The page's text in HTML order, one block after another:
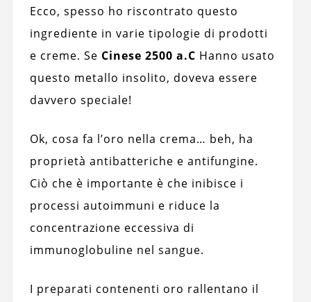
Ecco, spesso ho riscontrato questo
ingrediente in varie tipologie di prodotti
e creme. Se Cinese 2500 a.C Hanno usato
questo metallo insolito, doveva essere
davvero speciale!
Ok, cosa fa l’oro nella crema… beh, ha
proprietà antibatteriche e antifungine.
Ciò che è importante è che inibisce i
processi autoimmuni e riduce la
concentrazione eccessiva di
immunoglobuline nel sangue.
I preparati contenenti oro rallentano il